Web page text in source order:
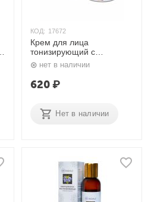
КОД: 17672
Крем для лица
тонизирующий с
индийским жасмином 50
мл. Indiale
нет в наличии
620₽
Нет в наличии